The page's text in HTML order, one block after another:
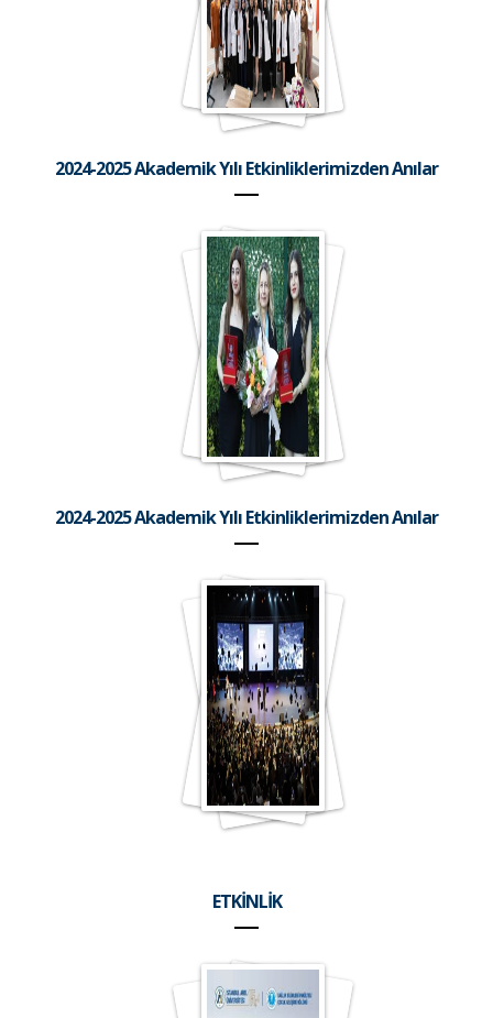
2024-2025 Akademik Yılı Etkinliklerimizden Anılar
2024-2025 Akademik Yılı Etkinliklerimizden Anılar
ETKİNLİK